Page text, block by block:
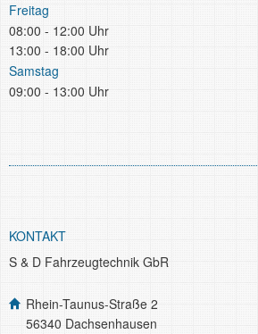
Freitag
08:00 - 12:00 Uhr
13:00 - 18:00 Uhr
Samstag
09:00 - 13:00 Uhr
KONTAKT
S & D Fahrzeugtechnik GbR
Rhein-Taunus-Straße 2
56340 Dachsenhausen